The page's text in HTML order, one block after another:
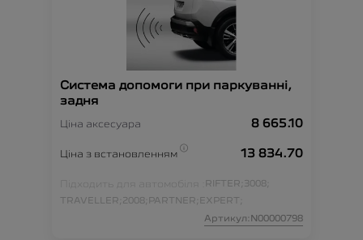
Система допомоги при паркуванні,
задня
Ціна аксесуара 8 665.10
Ціна з встановленням 13 834.70
Підходить для автомобіля : RIFTER; 3008;
TRAVELLER; 2008; PARTNER; EXPERT;
Артикул:N00000798